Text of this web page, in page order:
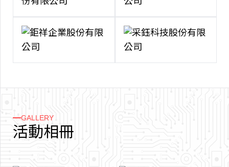
GALLERY
活動相冊